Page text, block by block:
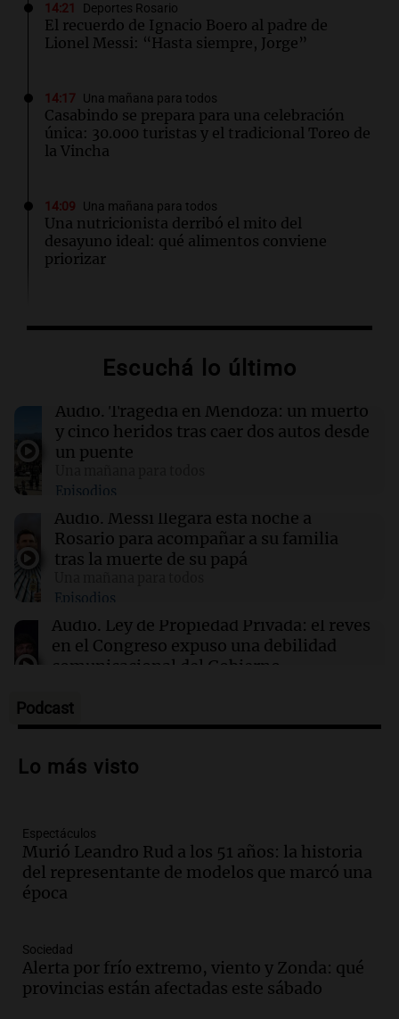
14:21 Deportes Rosario
El recuerdo de Ignacio Boero al padre de
Lionel Messi: “Hasta siempre, Jorge”
14:17 Una mañana para todos
Casabindo se prepara para una celebración
única: 30.000 turistas y el tradicional Toreo de
la Vincha
14:09 Una mañana para todos
Una nutricionista derribó el mito del
desayuno ideal: qué alimentos conviene
priorizar
A sus 25 años, Mateo lucha contra el tiempo:
Una mañana para todos
Tragedia en Mendoza: un muerto y cinco
heridos tras caer dos autos desde un puente
13:43 Sociedad
“Santa Fe te abraza”: el mensaje de Pullaro
tras la muerte de Jorge Messi
13:31 Una mañana para todos
Messi llegará esta noche a Rosario para
acompañar a su familia tras la muerte de su
papá
Escuchá lo último
Audio. Tragedia en Mendoza: un muerto
y cinco heridos tras caer dos autos desde
un puente
Episodios
Audio. Messi llegará esta noche a
Rosario para acompañar a su familia
tras la muerte de su papá
Episodios
Audio. Ley de Propiedad Privada: el revés
en el Congreso expuso una debilidad
comunicacional del Gobierno
Episodios
Audio.Casabindo se prepara para una
tradicional Toreo de la Vincha
Audio.
"Tres hombres se lo llevaron para
hacerle preguntas y nunca regresó"
Una mañana para todos
Audio.
metros del río Suquía y retiraron hasta
800 kilos de basura por jornada
Podcast
Lo más visto
Espectáculos
Murió Leandro Rud a los 51 años: la historia
del representante de modelos que marcó una
época
Sociedad
Alerta por frío extremo, viento y Zonda: qué
provincias están afectadas este sábado